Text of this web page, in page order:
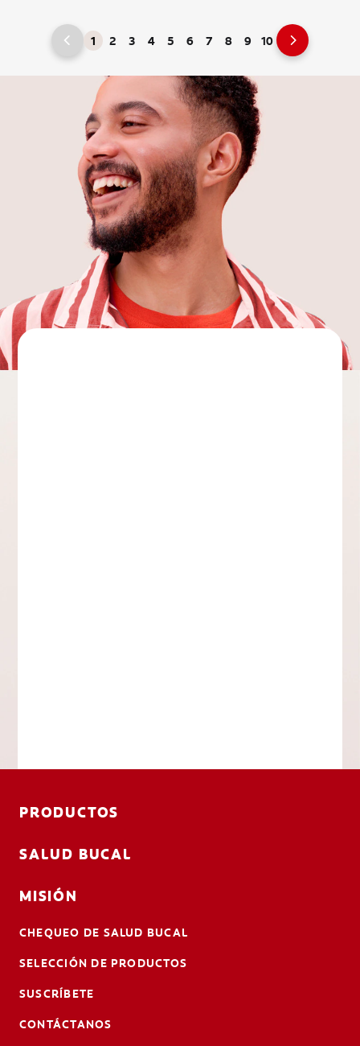
1 2 3 4 5 6 7 8 9 10
PRODUCTOS
SALUD BUCAL
MISIÓN
CHEQUEO DE SALUD BUCAL
SELECCIÓN DE PRODUCTOS
SUSCRÍBETE
CONTÁCTANOS